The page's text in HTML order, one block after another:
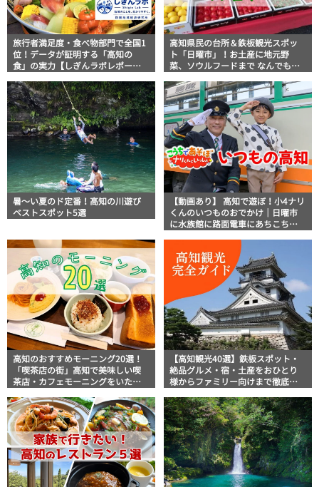
旅行者満足度・食べ物部門で全国1
位！データが証明する「高知の
食」の実力【しぎんラボレポー
高知県民の台所＆鉄板観光スポッ
ト「日曜市」！お土産に地元野
菜、ソウルフードまで なんでもそ
説！
暑～い夏のド定番！高知の川遊び
ベストスポット5選
【動画あり】 高知で遊ぼ！小4ナリ
くんのいつものおでかけ｜日曜市
に水族館に路面電車にあちこち巡
高知のおすすめモーニング20選！
「喫茶店の街」高知で美味しい喫
茶店・カフェモーニングをいただ
【高知観光40選】鉄板スポット・
絶品グルメ・宿・土産をおひとり
様からファミリー向けまで徹底解